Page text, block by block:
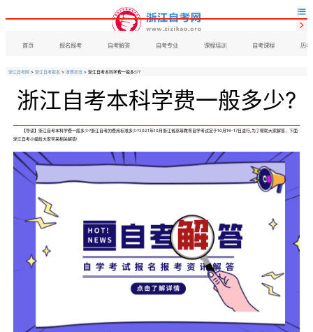

首页 报名报考 自考解答 自考专业 课程培训 自考课程 历年

浙江自考网 > 浙江自考报名 > 收费标准 > 浙江自考本科学费一般多少?
浙江自考本科学费一般多少?
【导读】浙江自考本科学费一般多少?浙江自考的费用标准多少?2021年10月浙江省高等教育自学考试定于10月16-17日进行,为了帮助大家解答，下面
浙江自考小编给大家带来相关解答!